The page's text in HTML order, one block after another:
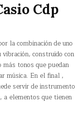
Cdp
la combinación de uno
construido con
más tonos que puedan
música. En el final ,
servir de instrumento
a elementos que tienen